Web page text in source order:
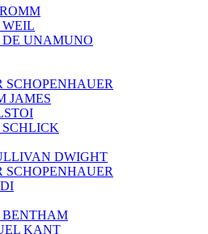
WEIL
UNAMUNO
SCHOPENHAUER
JAMES
DWIGHT
SCHOPENHAUER
BENTHAM
KANT